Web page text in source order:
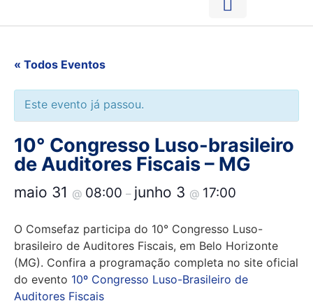
« Todos Eventos
Este evento já passou.
10° Congresso Luso-brasileiro
de Auditores Fiscais – MG
maio 31 @ 08:00 – junho 3 @ 17:00
O Comsefaz participa do 10° Congresso Luso-
brasileiro de Auditores Fiscais, em Belo Horizonte
(MG). Confira a programação completa no site oficial
do evento 10º Congresso Luso-Brasileiro de
Auditores Fiscais